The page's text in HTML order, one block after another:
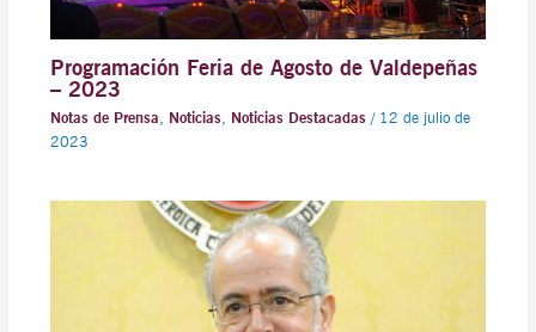
Programación Feria de Agosto de Valdepeñas
– 2023
Notas de Prensa Noticias, Noticias Destacadas/ 12 de julio de
2023